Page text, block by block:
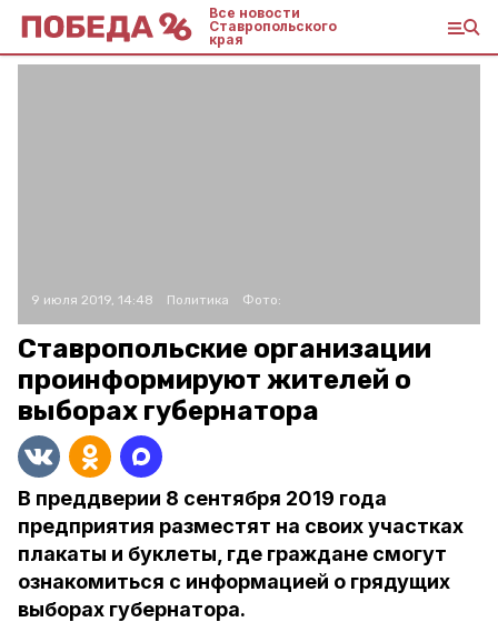
Все новости
Ставропольского
края
9 июля 2019, 14:48 Политика Фото:
Ставропольские организации
проинформируют жителей о
выборах губернатора
В преддверии 8 сентября 2019 года
предприятия разместят на своих участках
плакаты и буклеты, где граждане смогут
ознакомиться с информацией о грядущих
выборах губернатора.